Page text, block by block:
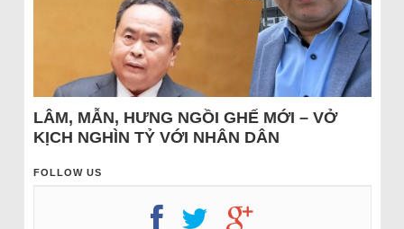
LÂM, MẪN, HƯNG NGỒI GHẾ MỚI – VỞ
KỊCH NGHÌN TỶ VỚI NHÂN DÂN
FOLLOW US